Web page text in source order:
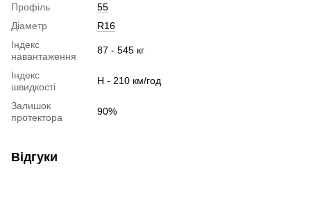
Профіль
55
Діаметр
R16
Індекс
навантаження
87 - 545 кг
Індекс
швидкості
H - 210 км/год
Залишок
протектора
90%
Відгуки